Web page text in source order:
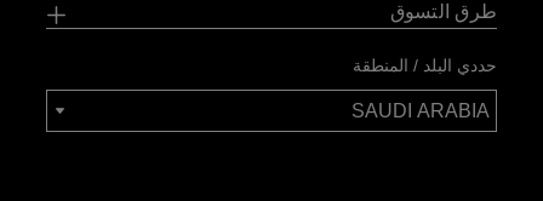
طرق التسوق
حددي البلد / المنطقة